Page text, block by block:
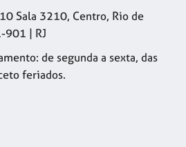
Sala 3210, Centro, Rio de
901 | RJ
de segunda a sexta, das
feriados.